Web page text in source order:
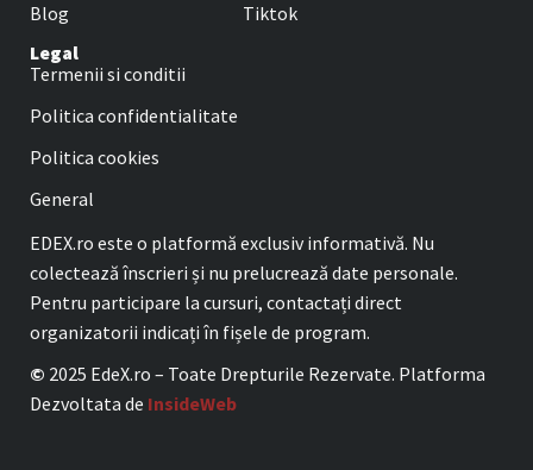
Blog
Tiktok
Legal
Termenii si conditii
Politica confidentialitate
Politica cookies
General
EDEX.ro este o platformă exclusiv informativă. Nu
colectează înscrieri și nu prelucrează date personale.
Pentru participare la cursuri, contactați direct
organizatorii indicați în fișele de program.
© 2025 EdeX.ro – Toate Drepturile Rezervate. Platforma
Dezvoltata de InsideWeb